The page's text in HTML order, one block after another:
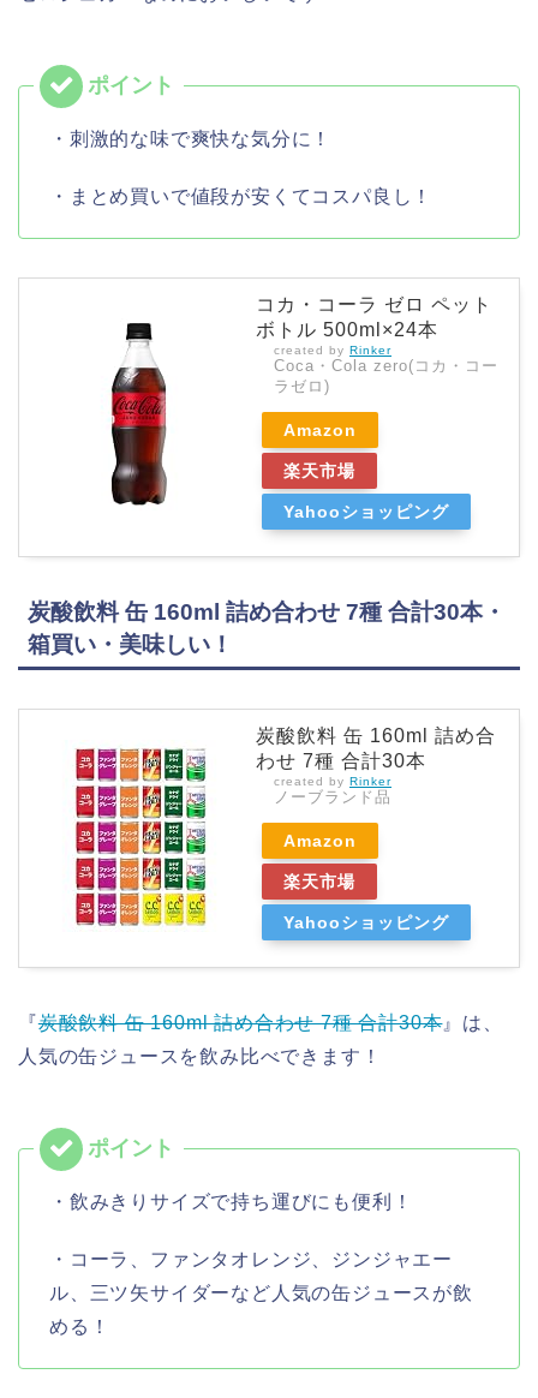
・刺激的な味で爽快な気分に！
・まとめ買いで値段が安くてコスパ良し！
コカ・コーラ ゼロ ペット
ボトル 500ml×24本
created by Rinker
Coca・Cola zero(コカ・コー
ラゼロ)
Amazon
楽天市場
Yahooショッピング
炭酸飲料 缶 160ml 詰め合わせ 7種 合計30本・
箱買い・美味しい！
炭酸飲料 缶 160ml 詰め合
わせ 7種 合計30本
created by Rinker
ノーブランド品
Amazon
楽天市場
Yahooショッピング
『炭酸飲料 缶 160ml 詰め合わせ 7種 合計30本』は、
人気の缶ジュースを飲み比べできます！
・飲みきりサイズで持ち運びにも便利！
・コーラ、ファンタオレンジ、ジンジャエー
ル、三ツ矢サイダーなど人気の缶ジュースが飲
める！